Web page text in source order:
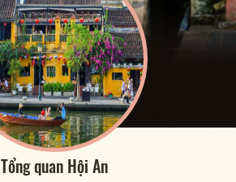
Tổng quan Hội An